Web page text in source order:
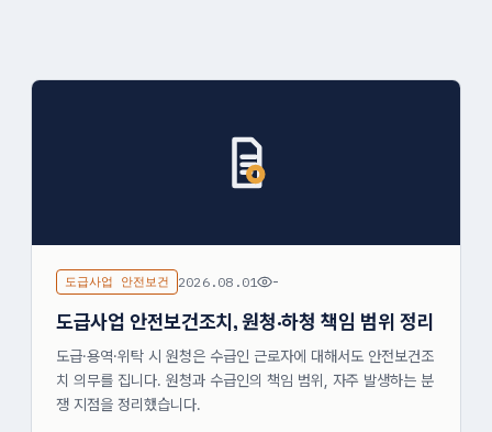
도급사업 안전보건 2026.08.01 -
도급사업 안전보건조치, 원청·하청 책임 범위 정리
도급·용역·위탁 시 원청은 수급인 근로자에 대해서도 안전보건조
치 의무를 집니다. 원청과 수급인의 책임 범위, 자주 발생하는 분
쟁 지점을 정리했습니다.